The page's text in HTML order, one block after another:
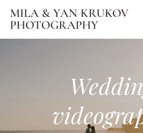
MILA & YAN KRUKOV
PHOTOGRAPHY